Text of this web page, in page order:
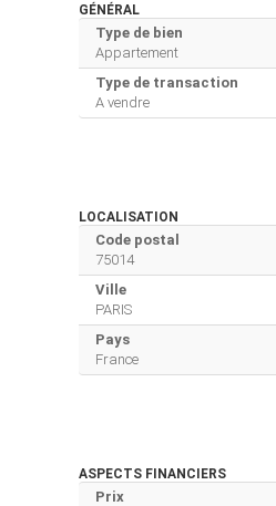
GÉNÉRAL
Type de bien
Appartement
Type de transaction
A vendre
LOCALISATION
Code postal
75014
Ville
PARIS
Pays
France
ASPECTS FINANCIERS
Prix